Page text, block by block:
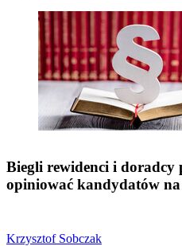
Biegli rewidenci i doradcy
opiniować kandydatów na
Krzysztof Sobczak